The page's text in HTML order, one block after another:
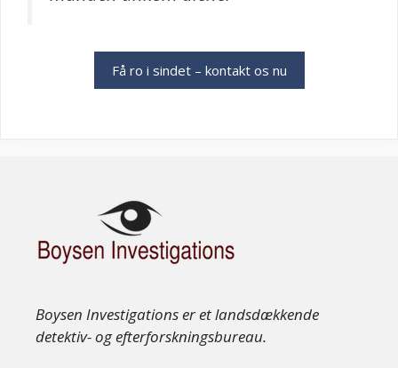
Få ro i sindet – kontakt os nu
Boysen Investigations er et landsdækkende
detektiv- og efterforskningsbureau.